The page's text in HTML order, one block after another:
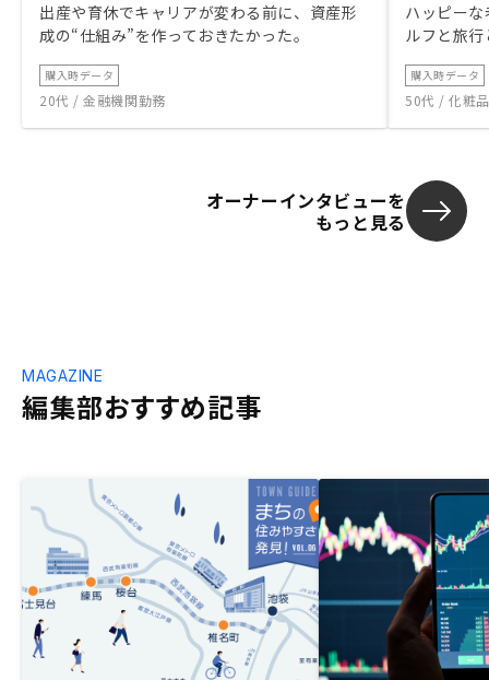
出産や育休でキャリアが変わる前に、資産形
成の“仕組み”を作っておきたかった。
購入時データ
20代 / 金融機関勤務
ハッピー
ルフと旅
購入時データ
50代 / 化粧
オーナーインタビューを
もっと見る
編集部おすすめ記事
MAGAZINE